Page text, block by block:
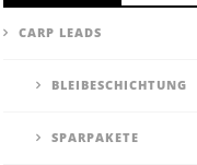
CARP LEADS
BLEIBESCHICHTUNG
SPARPAKETE